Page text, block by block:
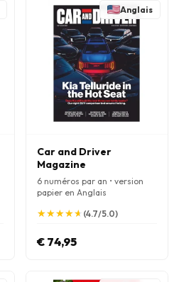
Anglais
Car and Driver
Magazine
6 numéros par an • version
papier en Anglais
★
★★
★★
★★
★★
★ (4.7/5.0)
€ 74,95